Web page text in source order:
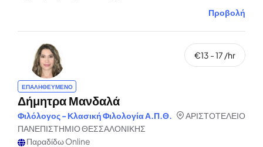
Προβολή
ΕΠΑΛΗΘΕΥΜΕΝΟ
Δήμητρα Μανδαλά
Φιλόλογος - Κλασική Φιλολογία Α.Π.Θ.
ΑΡΙΣΤΟΤΕΛΕΙΟ
ΠΑΝΕΠΙΣΤΗΜΙΟ ΘΕΣΣΑΛΟΝΙΚΗΣ
Παραδίδω Online
€13 - 17 /hr